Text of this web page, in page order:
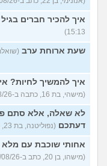
עודאיך להכיר חברים
15:13)
שעת ארוחת ערב (שואלת, בת 19,
איך להמשיך לחיות?
(מישהי, בת 16, כתבה ב-04/08/26 13:05)
לא שאלה, אלא סתם
דעתכם (נפוליטנה, בת 23, כתבה ב-03/08/26 18:04)
אחותי שוכבת עם מלא
(מישהו, בן 20, כתב ב-03/08/26 17:53)